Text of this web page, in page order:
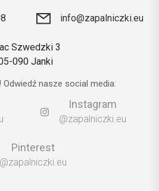
info@zapalniczki.eu
Szwedzki 3
090 Janki
Odwiedź nasze social media:
Instagram
@zapalniczki.eu
Pinterest
@zapalniczki.eu